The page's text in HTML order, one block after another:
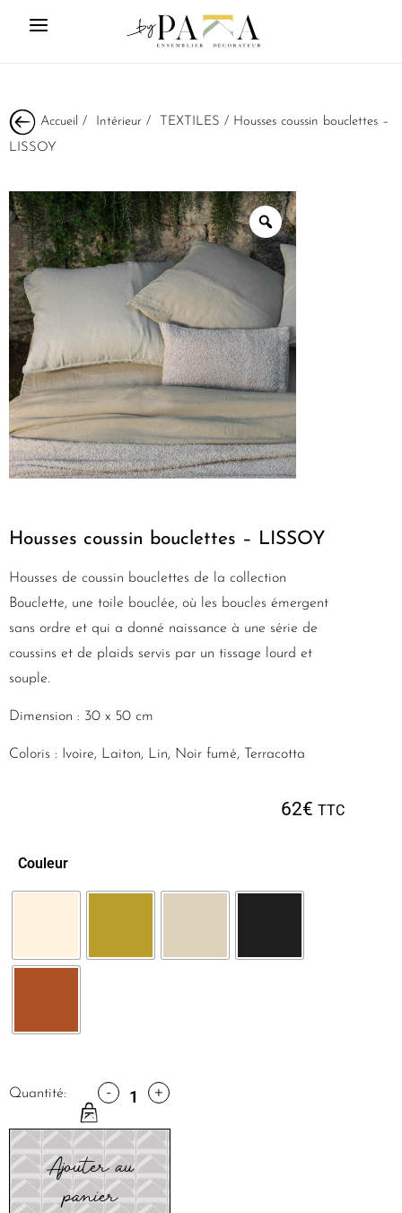
Accueil / Intérieur / TEXTILES / Housses coussin bouclettes –
LISSOY
Housses coussin bouclettes – LISSOY
Housses de coussin bouclettes de la collection
Bouclette, une toile bouclée, où les boucles émergent
sans ordre et qui a donné naissance à une série de
coussins et de plaids servis par un tissage lourd et
souple.
Dimension : 30 x 50 cm
Coloris : Ivoire, Laiton, Lin, Noir fumé, Terracotta
62€ TTC
Couleur
Quantité: - +
Ajouter au
panier